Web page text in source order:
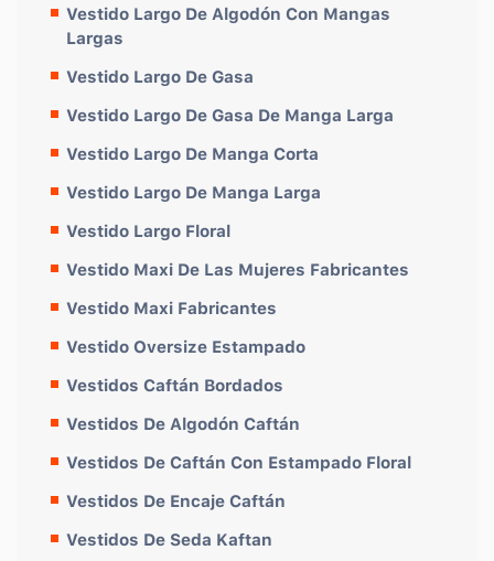
Vestido Largo De Algodón Con Mangas
Largas
Vestido Largo De Gasa
Vestido Largo De Gasa De Manga Larga
Vestido Largo De Manga Corta
Vestido Largo De Manga Larga
Vestido Largo Floral
Vestido Maxi De Las Mujeres Fabricantes
Vestido Maxi Fabricantes
Vestido Oversize Estampado
Vestidos Caftán Bordados
Vestidos De Algodón Caftán
Vestidos De Caftán Con Estampado Floral
Vestidos De Encaje Caftán
Vestidos De Seda Kaftan